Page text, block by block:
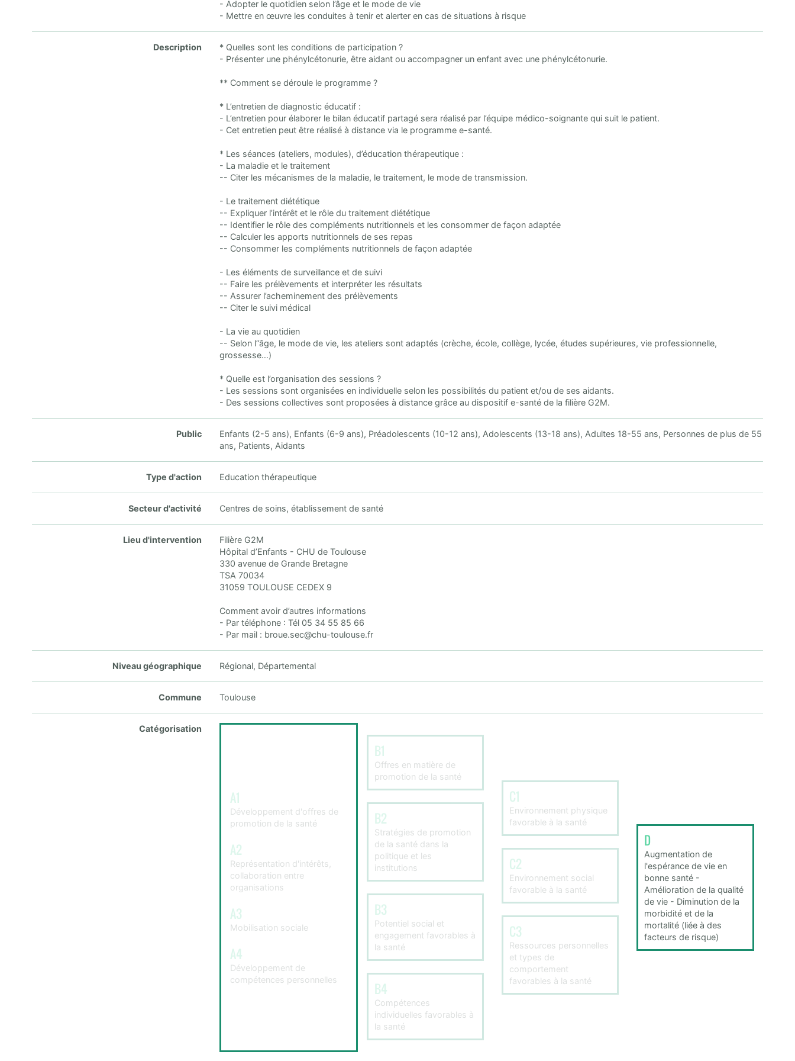
- Adopter le quotidien selon l’âge et le mode de vie
- Mettre en œuvre les conduites à tenir et alerter en cas de situations à risque
Description
* Quelles sont les conditions de participation ?
- Présenter une phénylcétonurie, être aidant ou accompagner un enfant avec une phénylcétonurie.
** Comment se déroule le programme ?
* L’entretien de diagnostic éducatif :
- L’entretien pour élaborer le bilan éducatif partagé sera réalisé par l’équipe médico-soignante qui suit le patient.
- Cet entretien peut être réalisé à distance via le programme e-santé.
* Les séances (ateliers, modules), d’éducation thérapeutique :
- La maladie et le traitement
-- Citer les mécanismes de la maladie, le traitement, le mode de transmission.
- Le traitement diététique
-- Expliquer l’intérêt et le rôle du traitement diététique
-- Identifier le rôle des compléments nutritionnels et les consommer de façon adaptée
-- Calculer les apports nutritionnels de ses repas
-- Consommer les compléments nutritionnels de façon adaptée
- Les éléments de surveillance et de suivi
-- Faire les prélèvements et interpréter les résultats
-- Assurer l’acheminement des prélèvements
-- Citer le suivi médical
- La vie au quotidien
-- Selon l’’âge, le mode de vie, les ateliers sont adaptés (crèche, école, collège, lycée, études supérieures, vie professionnelle,
grossesse…)
* Quelle est l’organisation des sessions ?
- Les sessions sont organisées en individuelle selon les possibilités du patient et/ou de ses aidants.
- Des sessions collectives sont proposées à distance grâce au dispositif e-santé de la filière G2M.
Public
Enfants (2-5 ans), Enfants (6-9 ans), Préadolescents (10-12 ans), Adolescents (13-18 ans), Adultes 18-55 ans, Personnes de plus de 55
ans, Patients, Aidants
Type d'action Education thérapeutique
Secteur d'activité Centres de soins, établissement de santé
Lieu d'intervention
Filière G2M
Hôpital d’Enfants - CHU de Toulouse
330 avenue de Grande Bretagne
TSA 70034
31059 TOULOUSE CEDEX 9
Comment avoir d’autres informations
- Par téléphone : Tél 05 34 55 85 66
- Par mail : broue.sec@chu-toulouse.fr
Niveau géographique Régional, Départemental
Commune Toulouse
Catégorisation
A1
Développement d'offres de
promotion de la santé
A2
Représentation d'intérêts,
collaboration entre
organisations
A3
Mobilisation sociale
A4
Développement de
compétences personnelles
B1
Offres en matière de
promotion de la santé
B2
Stratégies de promotion
de la santé dans la
politique et les
institutions
B3
Potentiel social et
engagement favorables à
la santé
B4
Compétences
individuelles favorables à
la santé
C1
Environnement physique
favorable à la santé
C2
Environnement social
favorable à la santé
C3
Ressources personnelles
et types de
comportement
favorables à la santé
D
Augmentation de
l'espérance de vie en
bonne santé -
Amélioration de la qualité
de vie - Diminution de la
morbidité et de la
mortalité (liée à des
facteurs de risque)